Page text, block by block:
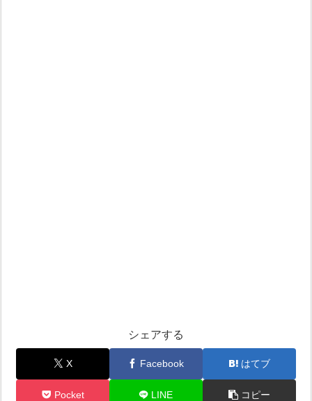
シェアする
X Facebook はてブ
Pocket LINE コピー